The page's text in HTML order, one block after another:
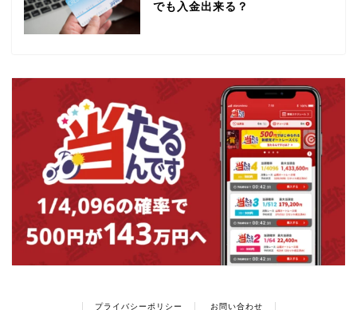
でも入金出来る？
プライバシーポリシー お問い合わせ